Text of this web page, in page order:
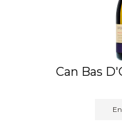
Can Bas